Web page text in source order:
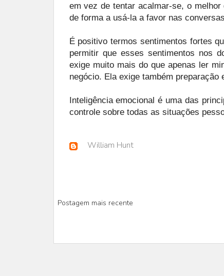
em vez de tentar acalmar-se, o
de forma a usá-la a favor nas
É positivo termos sentimentos fortes
permitir que esses sentimentos nos
exige muito mais do que apenas ler
negócio. Ela exige também preparação
Inteligência emocional é uma das
controle sobre todas as situações
William Hunt
Postagem mais recente